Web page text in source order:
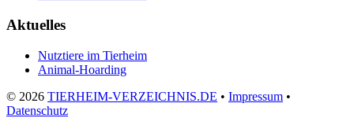
Aktuelles
Nutztiere im Tierheim
Animal-Hoarding
© 2026 TIERHEIM-VERZEICHNIS.DE • Impressum •
Datenschutz